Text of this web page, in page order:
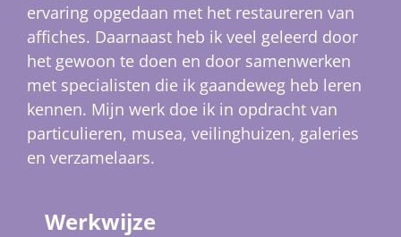
ervaring opgedaan met het restaureren van
affiches. Daarnaast heb ik veel geleerd door
het gewoon te doen en door samenwerken
met specialisten die ik gaandeweg heb leren
kennen. Mijn werk doe ik in opdracht van
particulieren, musea, veilinghuizen, galeries
en verzamelaars.
Werkwijze